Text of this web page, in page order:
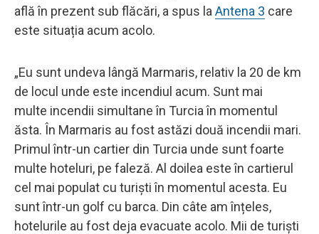
află în prezent sub flăcări, a spus la Antena 3 care
este situația acum acolo.
„Eu sunt undeva lângă Marmaris, relativ la 20 de km
de locul unde este incendiul acum. Sunt mai
multe incendii simultane în Turcia în momentul
ăsta. În Marmaris au fost astăzi două incendii mari.
Primul într-un cartier din Turcia unde sunt foarte
multe hoteluri, pe faleză. Al doilea este în cartierul
cel mai populat cu turiști în momentul acesta. Eu
sunt într-un golf cu barca. Din câte am înțeles,
hotelurile au fost deja evacuate acolo. Mii de turiști